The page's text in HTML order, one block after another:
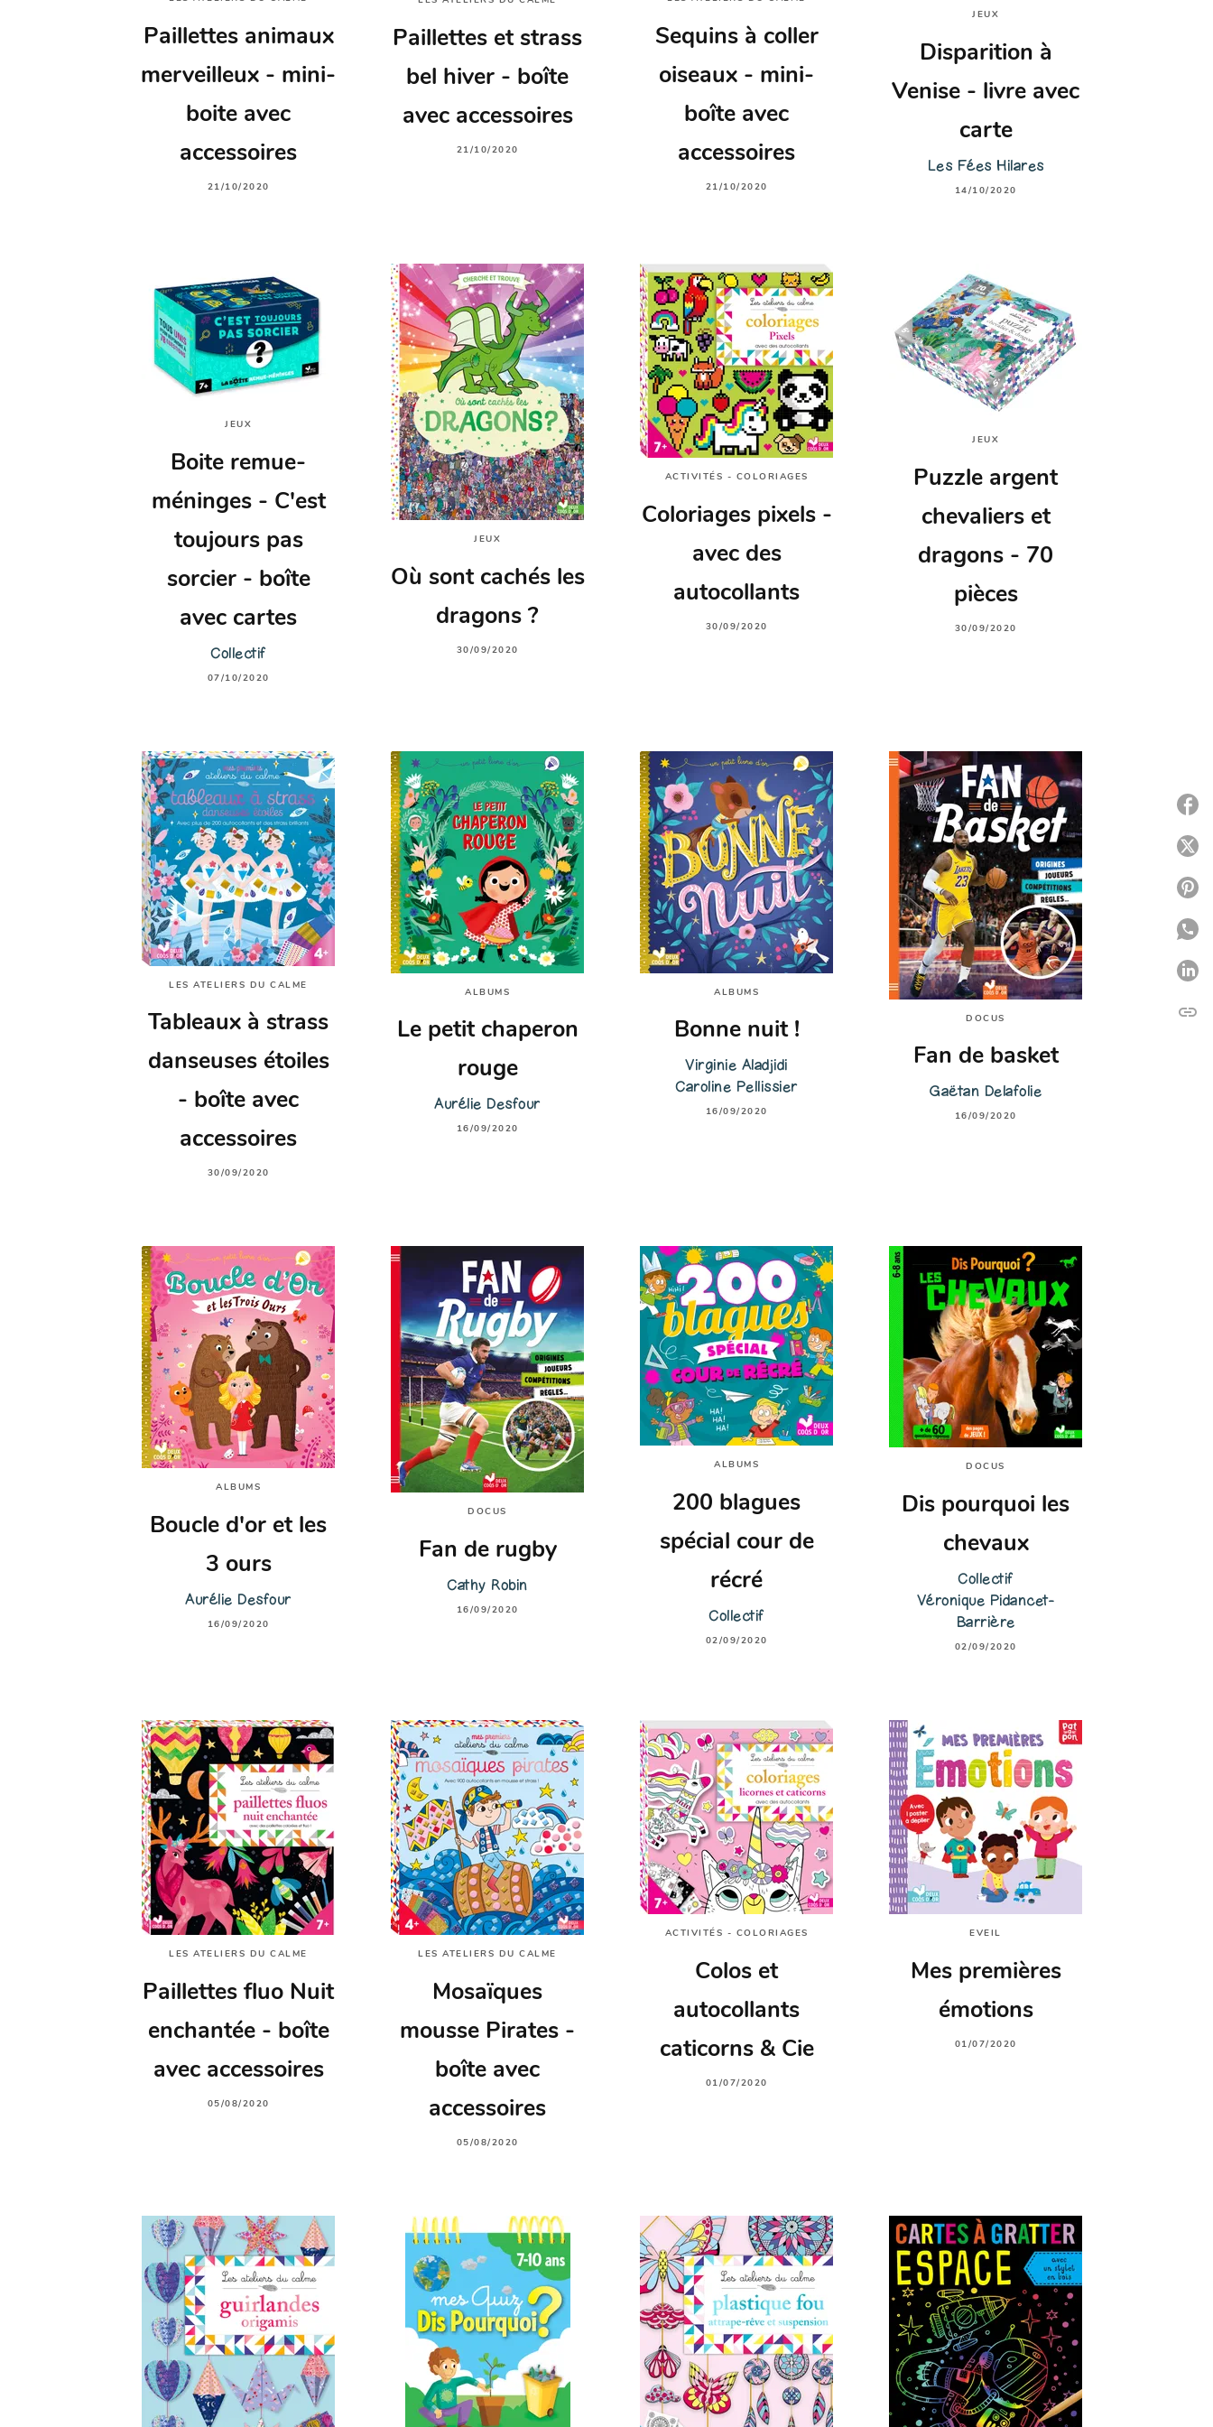
Paillettes animaux
merveilleux - mini-
boite avec
accessoires
21/10/2020
Paillettes et strass
bel hiver - boîte
avec accessoires
21/10/2020
Sequins à coller
oiseaux - mini-
boîte avec
accessoires
21/10/2020
JEUX
Disparition à
Venise - livre avec
carte
Les Fées Hilares
14/10/2020
JEUX
Boite remue-
méninges - C'est
toujours pas
sorcier - boîte
avec cartes
Collectif
07/10/2020
JEUX
Où sont cachés les
dragons ?
30/09/2020
ACTIVITÉS - COLORIAGES
Coloriages pixels -
avec des
autocollants
30/09/2020
JEUX
Puzzle argent
chevaliers et
dragons - 70
pièces
30/09/2020
LES ATELIERS DU CALME
Tableaux à strass
danseuses étoiles
- boîte avec
accessoires
30/09/2020
ALBUMS
Le petit chaperon
rouge
Aurélie Desfour
16/09/2020
ALBUMS
Bonne nuit !
Virginie Aladjidi
Caroline Pellissier
16/09/2020
DOCUS
Fan de basket
Gaëtan Delafolie
16/09/2020
ALBUMS
Boucle d'or et les
3 ours
Aurélie Desfour
16/09/2020
DOCUS
Fan de rugby
Cathy Robin
16/09/2020
ALBUMS
200 blagues
spécial cour de
récré
Collectif
02/09/2020
DOCUS
Dis pourquoi les
chevaux
Collectif
Véronique Pidancet-
Barrière
02/09/2020
LES ATELIERS DU CALME
Paillettes fluo Nuit
enchantée - boîte
avec accessoires
05/08/2020
LES ATELIERS DU CALME
Mosaïques
mousse Pirates -
boîte avec
accessoires
05/08/2020
ACTIVITÉS - COLORIAGES
Colos et
autocollants
caticorns & Cie
01/07/2020
EVEIL
Mes premières
émotions
01/07/2020
link